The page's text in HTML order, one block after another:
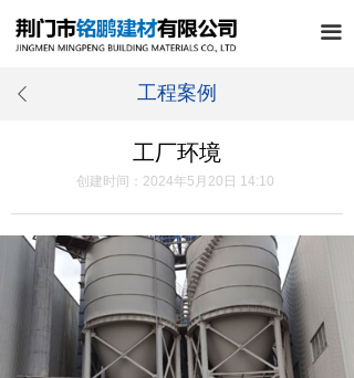
끀
工厂环境
创建时间： 2024年5月20日 14:10
ꄴ 工程案例